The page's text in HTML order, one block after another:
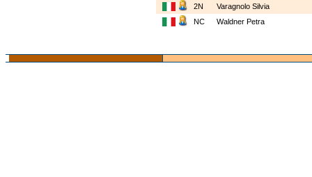
2N
Varagnolo Silvia
NC
Waldner Petra